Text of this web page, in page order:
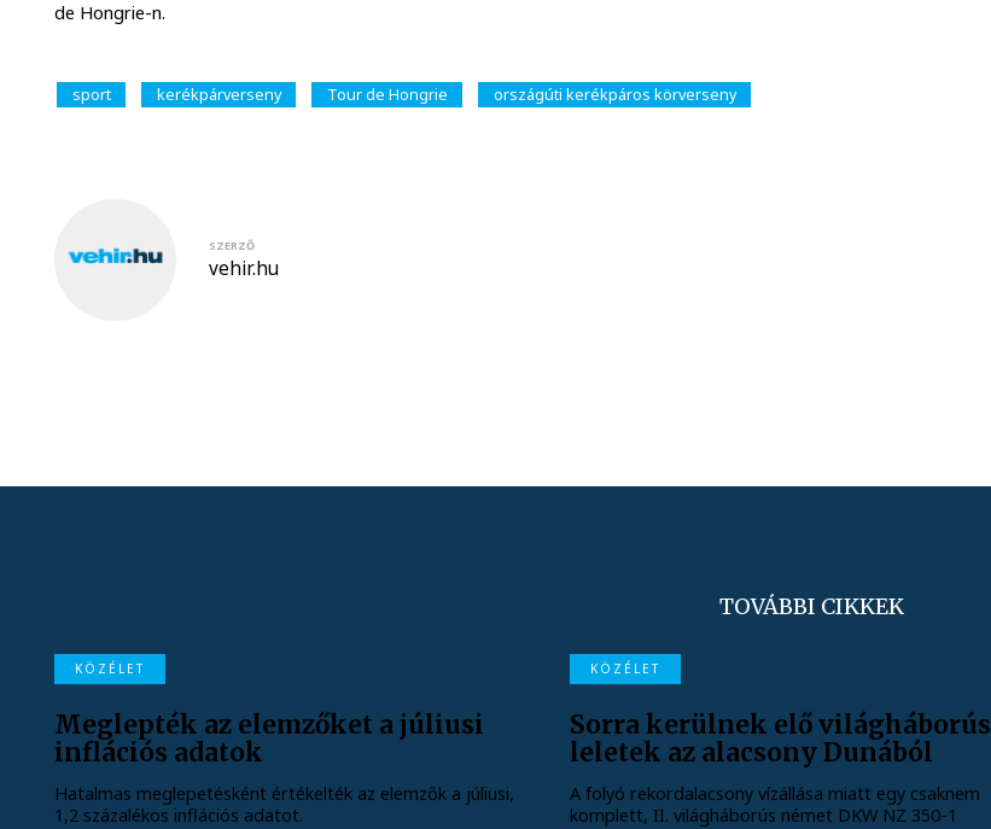
de Hongrie-n.
sport kerékpárverseny Tour de Hongrie országúti kerékpáros körverseny
SZERZŐ
vehir.hu
TOVÁBBI CIKKEK
KÖZÉLET
Meglepték az elemzőket a júliusi
inflációs adatok
Hatalmas meglepetésként értékelték az elemzők a júliusi,
1,2 százalékos inflációs adatot.
KÖZÉLET
Sorra kerülnek elő világháborús
leletek az alacsony Dunából
A folyó rekordalacsony vízállása miatt egy csaknem
komplett, II. világháborús német DKW NZ 350-1